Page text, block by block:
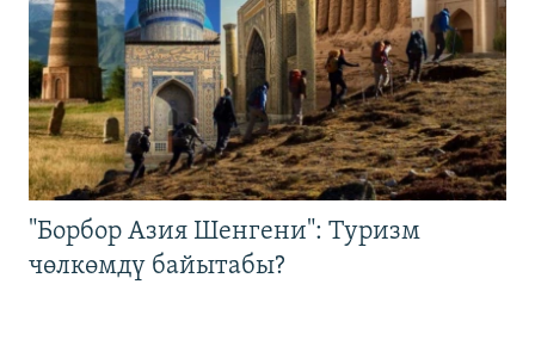
"Борбор Азия Шенгени": Туризм
чөлкөмдү байытабы?